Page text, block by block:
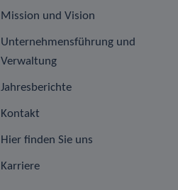
Mission und Vision
Unternehmensführung und
Verwaltung
Jahresberichte
Kontakt
Hier finden Sie uns
Karriere